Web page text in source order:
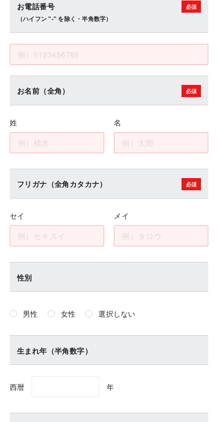
お電話番号
（ハイフン "-" を除く・半角数字）
お名前（全角）
姓 名
フリガナ（全角カタカナ）
セイ メイ
性別
男性 女性 選択しない
生まれ年（半角数字）
西暦 年